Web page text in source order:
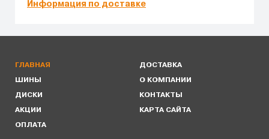
Информация по доставке
ГЛАВНАЯ
ШИНЫ
ДИСКИ
АКЦИИ
ОПЛАТА
ДОСТАВКА
О КОМПАНИИ
КОНТАКТЫ
КАРТА САЙТА